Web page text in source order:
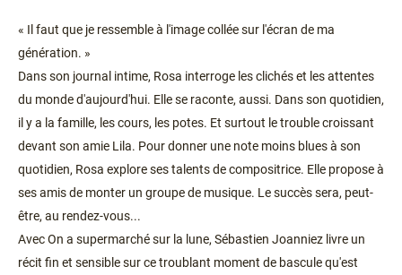
« Il faut que je ressemble à l'image collée sur l'écran de ma
génération. »
Dans son journal intime, Rosa interroge les clichés et les attentes
du monde d'aujourd'hui. Elle se raconte, aussi. Dans son quotidien,
il y a la famille, les cours, les potes. Et surtout le trouble croissant
devant son amie Lila. Pour donner une note moins blues à son
quotidien, Rosa explore ses talents de compositrice. Elle propose à
ses amis de monter un groupe de musique. Le succès sera, peut-
être, au rendez-vous...
Avec On a supermarché sur la lune, Sébastien Joanniez livre un
récit fin et sensible sur ce troublant moment de bascule qu'est